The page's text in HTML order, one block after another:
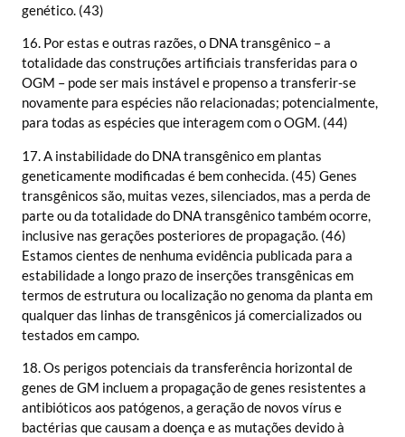
genético. (43)
16. Por estas e outras razões, o DNA transgênico – a
totalidade das construções artificiais transferidas para o
OGM – pode ser mais instável e propenso a transferir-se
novamente para espécies não relacionadas; potencialmente,
para todas as espécies que interagem com o OGM. (44)
17. A instabilidade do DNA transgênico em plantas
geneticamente modificadas é bem conhecida. (45) Genes
transgênicos são, muitas vezes, silenciados, mas a perda de
parte ou da totalidade do DNA transgênico também ocorre,
inclusive nas gerações posteriores de propagação. (46)
Estamos cientes de nenhuma evidência publicada para a
estabilidade a longo prazo de inserções transgênicas em
termos de estrutura ou localização no genoma da planta em
qualquer das linhas de transgênicos já comercializados ou
testados em campo.
18. Os perigos potenciais da transferência horizontal de
genes de GM incluem a propagação de genes resistentes a
antibióticos aos patógenos, a geração de novos vírus e
bactérias que causam a doença e as mutações devido à